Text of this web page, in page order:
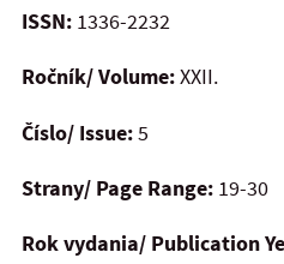
ISSN: 1336-2232
Ročník/ Volume:XXII.
Číslo/ Issue:5
Strany/ Page Range: 19-30
Rok vydania/ Publication